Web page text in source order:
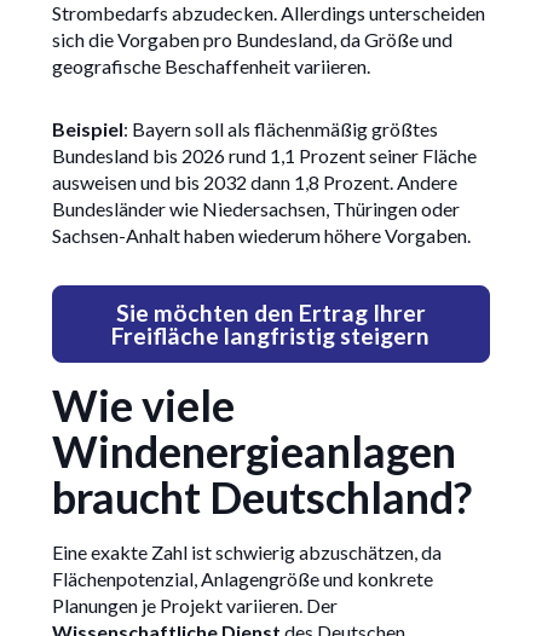
Strombedarfs abzudecken. Allerdings unterscheiden
sich die Vorgaben pro Bundesland, da Größe und
geografische Beschaffenheit variieren.
Beispiel: Bayern soll als flächenmäßig größtes
Bundesland bis 2026 rund 1,1 Prozent seiner Fläche
ausweisen und bis 2032 dann 1,8 Prozent. Andere
Bundesländer wie Niedersachsen, Thüringen oder
Sachsen-Anhalt haben wiederum höhere Vorgaben.
Sie möchten den Ertrag Ihrer
Freifläche langfristig steigern
Wie viele
Windenergieanlagen
braucht Deutschland?
Eine exakte Zahl ist schwierig abzuschätzen, da
Flächenpotenzial, Anlagengröße und konkrete
Planungen je Projekt variieren. Der